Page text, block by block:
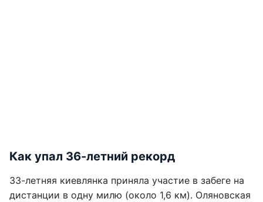
Как упал 36-летний рекорд
33-летняя киевлянка приняла участие в забеге на
дистанции в одну милю (около 1,6 км). Оляновская